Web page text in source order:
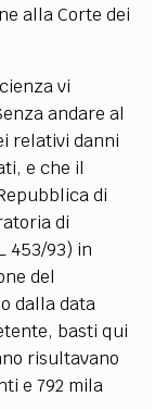
alla Corte dei
vi
andare al
relativi danni
e che il
di
di
453/93) in
del
dalla data
basti qui
risultavano
e 792 mila